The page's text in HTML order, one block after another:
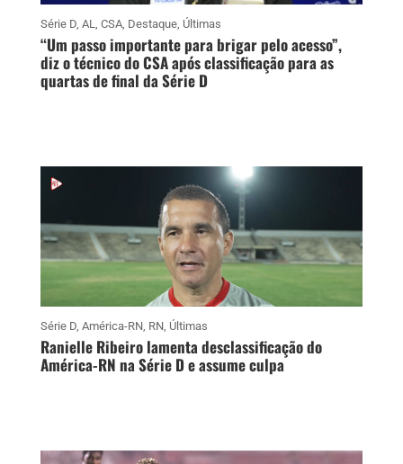
Série D, AL, CSA, Destaque, Últimas
“Um passo importante para brigar pelo acesso”,
diz o técnico do CSA após classificação para as
quartas de final da Série D
Série D, América-RN, RN, Últimas
Ranielle Ribeiro lamenta desclassificação do
América-RN na Série D e assume culpa